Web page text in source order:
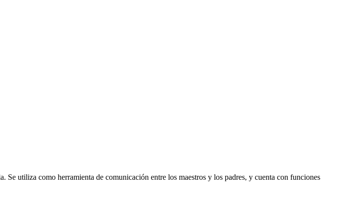
utiliza como herramienta de comunicación entre los maestros y los padres, y cuenta con funciones